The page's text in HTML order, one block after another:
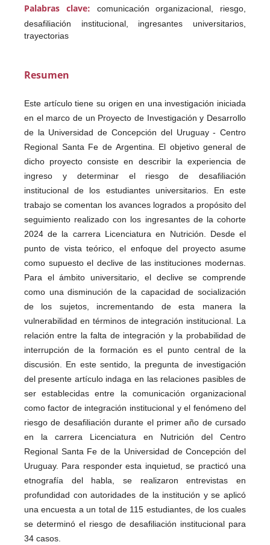
Palabras clave:
comunicación organizacional, riesgo,
desafiliación institucional, ingresantes universitarios,
trayectorias
Resumen
Este artículo tiene su origen en una investigación iniciada
en el marco de un Proyecto de Investigación y Desarrollo
de la Universidad de Concepción del Uruguay - Centro
Regional Santa Fe de Argentina. El objetivo general de
dicho proyecto consiste en describir la experiencia de
ingreso y determinar el riesgo de desafiliación
institucional de los estudiantes universitarios. En este
trabajo se comentan los avances logrados a propósito del
seguimiento realizado con los ingresantes de la cohorte
2024 de la carrera Licenciatura en Nutrición. Desde el
punto de vista teórico, el enfoque del proyecto asume
como supuesto el declive de las instituciones modernas.
Para el ámbito universitario, el declive se comprende
como una disminución de la capacidad de socialización
de los sujetos, incrementando de esta manera la
vulnerabilidad en términos de integración institucional. La
relación entre la falta de integración y la probabilidad de
interrupción de la formación es el punto central de la
discusión. En este sentido, la pregunta de investigación
del presente artículo indaga en las relaciones pasibles de
ser establecidas entre la comunicación organizacional
como factor de integración institucional y el fenómeno del
riesgo de desafiliación durante el primer año de cursado
en la carrera Licenciatura en Nutrición del Centro
Regional Santa Fe de la Universidad de Concepción del
Uruguay. Para responder esta inquietud, se practicó una
etnografía del habla, se realizaron entrevistas en
profundidad con autoridades de la institución y se aplicó
una encuesta a un total de 115 estudiantes, de los cuales
se determinó el riesgo de desafiliación institucional para
34 casos.